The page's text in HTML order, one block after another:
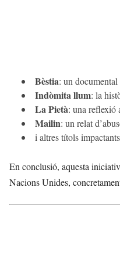
Bèstia: un
Indòmita llum: la
La Pietà: una reflexió
Mailin: un relat
i altres títols
En conclusió, aquesta
Nacions Unides,